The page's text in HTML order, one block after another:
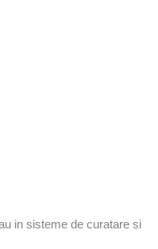
in sisteme de curatare si